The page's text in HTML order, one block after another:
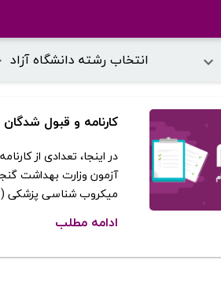
انتخاب رشته دانشگاه آزاد
کارنامه و قبول
در اینجا، تعدادی از
آزمون وزارت بهداشت
میکروب شناسی پزشکی (
ادامه مطلب